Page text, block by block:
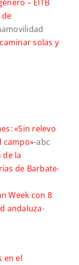
– EITB
de
solas y
«Sin relevo
campo»-abc
de la
de Barbate-
Week con 8
andaluza-
en el